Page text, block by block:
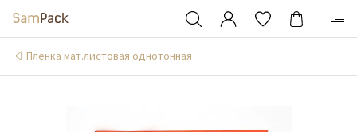
Пленка мат.листовая однотонная